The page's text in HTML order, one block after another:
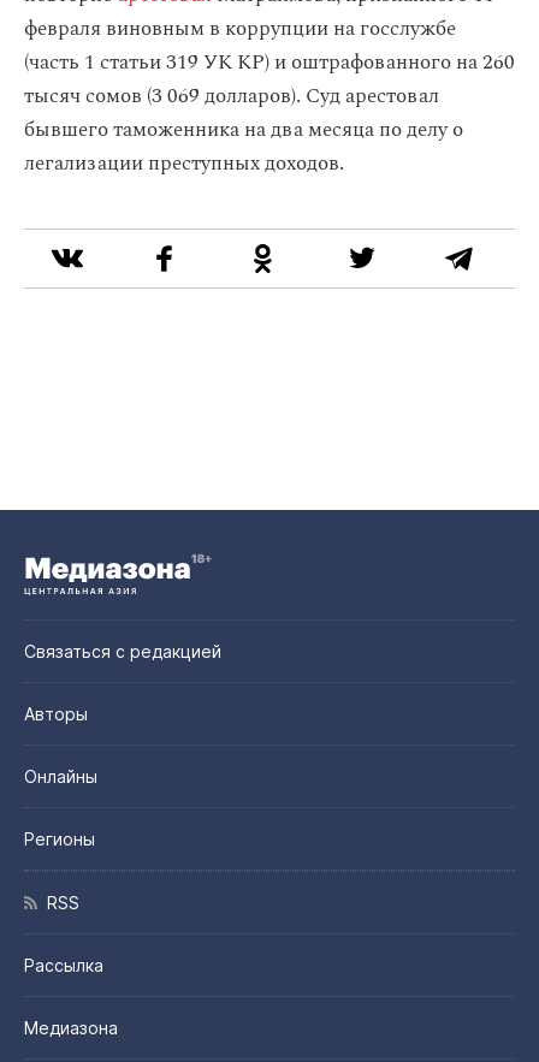
февраля виновным в коррупции на госслужбе
(часть 1 статьи 319 УК КР) и оштрафованного на 260
тысяч сомов (3 069 долларов). Суд арестовал
бывшего таможенника на два месяца по делу о
легализации преступных доходов.
Связаться с редакцией
Авторы
Онлайны
Регионы
RSS
Рассылка
Медиазона